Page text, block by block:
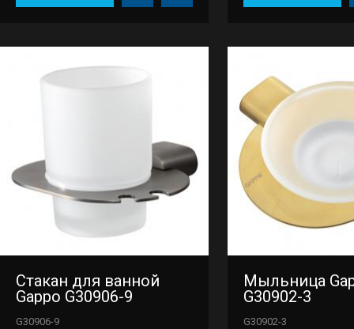
Стакан для ванной
Gappo G30906-9
G30906-9
Мыльница
G30902-3
G30902-3